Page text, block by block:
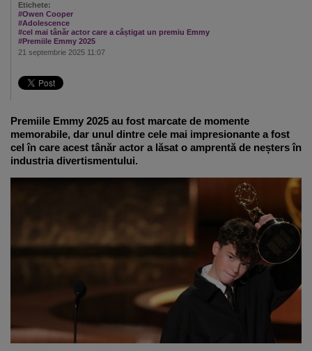
Etichete:
#Owen Cooper
#Adolescence
#cel mai tânăr actor care a câștigat un premiu Emmy
#Premiile Emmy 2025
21 septembrie 2025 11:07
Premiile Emmy 2025 au fost marcate de momente
memorabile, dar unul dintre cele mai impresionante a fost
cel în care acest tânăr actor a lăsat o amprentă de neșters în
industria divertismentului.